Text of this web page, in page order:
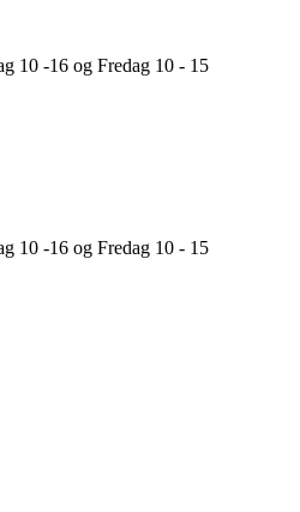
10 -16 og Fredag 10 - 15
10 -16 og Fredag 10 - 15